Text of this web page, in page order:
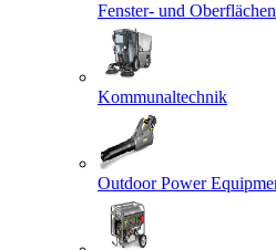
Fenster- und
Kommunaltechnik
Outdoor Power